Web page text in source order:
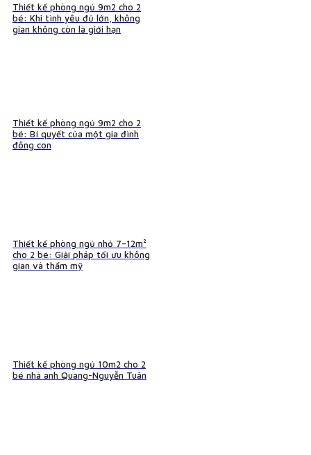
Thiết kế phòng ngủ 9m2 cho 2
bé: Khi tình yêu đủ lớn, không
gian không còn là giới hạn
Thiết kế phòng ngủ 9m2 cho 2
bé: Bí quyết của một gia đình
đông con
Thiết kế phòng ngủ nhỏ 7–12m²
cho 2 bé: Giải pháp tối ưu không
gian và thẩm mỹ
Thiết kế phòng ngủ 10m2 cho 2
bé nhà anh Quang-Nguyễn Tuân